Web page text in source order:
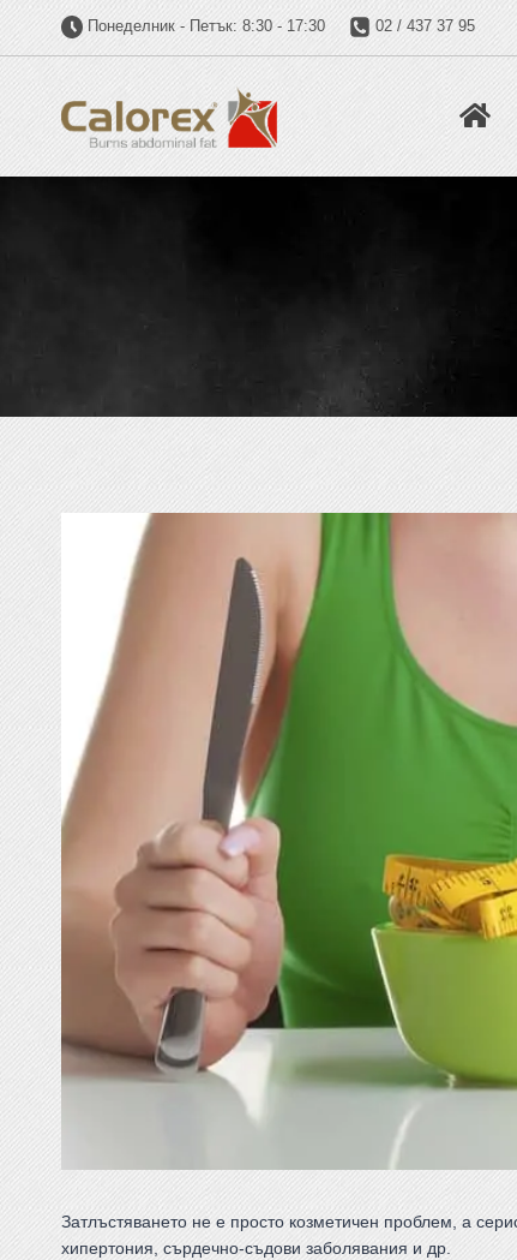
Понеделник - Петък: 8:30 - 17:30 02 / 437 37 95
Затлъстяването не е просто козметичен проблем, а
хипертония, сърдечно-съдови заболявания и др.